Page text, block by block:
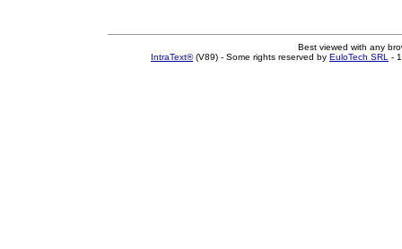
Best viewed with any
IntraText®(V89) - Some rights reserved by EuloTech SRL -